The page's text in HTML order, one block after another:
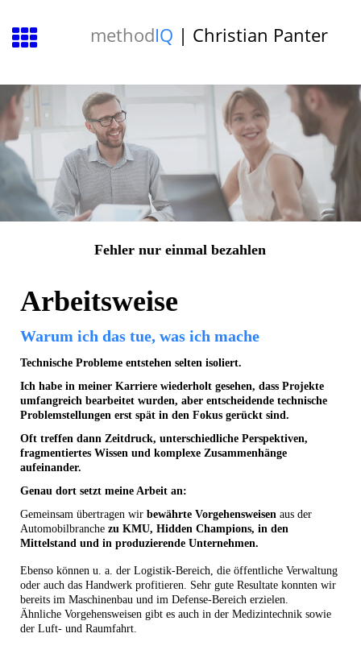
methodIQ | Christian Panter
Fehler nur einmal bezahlen
Arbeitsweise
Warum ich das tue, was ich mache
Technische Probleme entstehen selten isoliert.
Ich habe in meiner Karriere wiederholt gesehen, dass Projekte
umfangreich bearbeitet wurden, aber entscheidende technische
Problemstellungen erst spät in den Fokus gerückt sind.
Oft treffen dann Zeitdruck, unterschiedliche Perspektiven,
fragmentiertes Wissen und komplexe Zusammenhänge
aufeinander.
Genau dort setzt meine Arbeit an:
Gemeinsam übertragen wir bewährte Vorgehensweisen aus der
Automobilbranche zu KMU, Hidden Champions, in den
Mittelstand und in produzierende Unternehmen.
Ebenso können u. a. der Logistik-Bereich, die öffentliche Verwaltung
oder auch das Handwerk profitieren. Sehr gute Resultate konnten wir
bereits im Maschinenbau und im Defense-Bereich erzielen.
Ähnliche Vorgehensweisen gibt es auch in der Medizintechnik sowie
der Luft- und Raumfahrt.